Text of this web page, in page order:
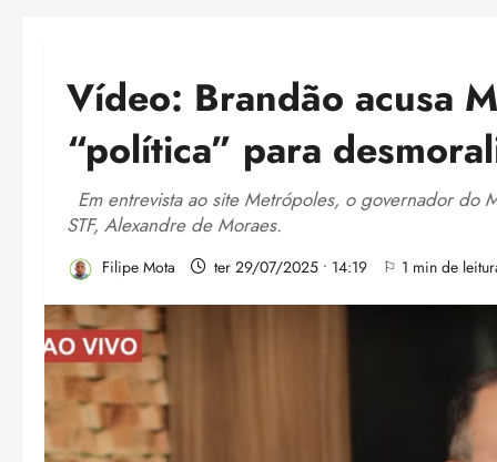
Vídeo: Brandão acusa
“política” para
Em entrevista ao site Metrópoles, o governador do
STF, Alexandre de Moraes.
Filipe Mota ter 29/07/2025 • 14:19 ⚐ 1 min de